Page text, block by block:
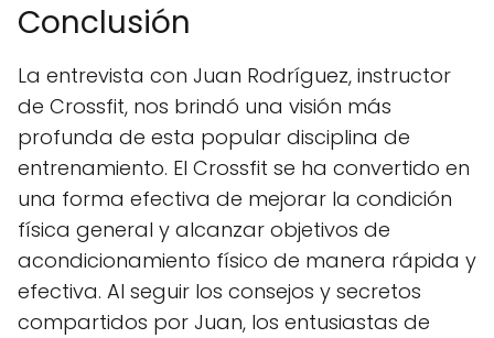
Conclusión
La entrevista con Juan Rodríguez, instructor
de Crossfit, nos brindó una visión más
profunda de esta popular disciplina de
entrenamiento. El Crossfit se ha convertido en
una forma efectiva de mejorar la condición
física general y alcanzar objetivos de
acondicionamiento físico de manera rápida y
efectiva. Al seguir los consejos y secretos
compartidos por Juan, los entusiastas de